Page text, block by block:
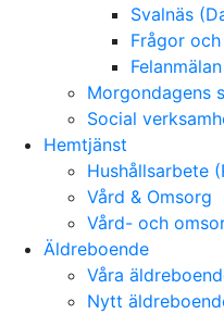
Svalnäs
Frågor
Morgondagens
Social
Hemtjänst
Hushållsarbete
Vård & Omsorg
Vård- och
Äldreboende
Våra
Nytt